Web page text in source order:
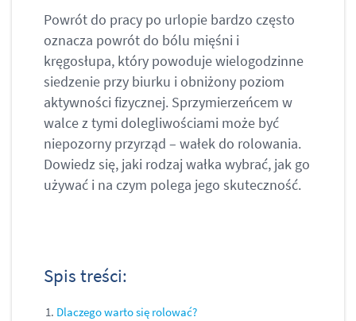
Powrót do pracy po urlopie bardzo często
oznacza powrót do bólu mięśni i
kręgosłupa, który powoduje wielogodzinne
siedzenie przy biurku i obniżony poziom
aktywności fizycznej. Sprzymierzeńcem w
walce z tymi dolegliwościami może być
niepozorny przyrząd – wałek do rolowania.
Dowiedz się, jaki rodzaj wałka wybrać, jak go
używać i na czym polega jego skuteczność.
Spis treści:
Dlaczego warto się rolować?